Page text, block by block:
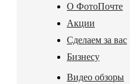
О ФотоПочте
Акции
Сделаем за вас
Бизнесу
Видео обзоры